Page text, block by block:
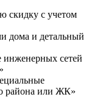
скидку с учетом
дома и детальный
инженерных сетей
района или ЖК»